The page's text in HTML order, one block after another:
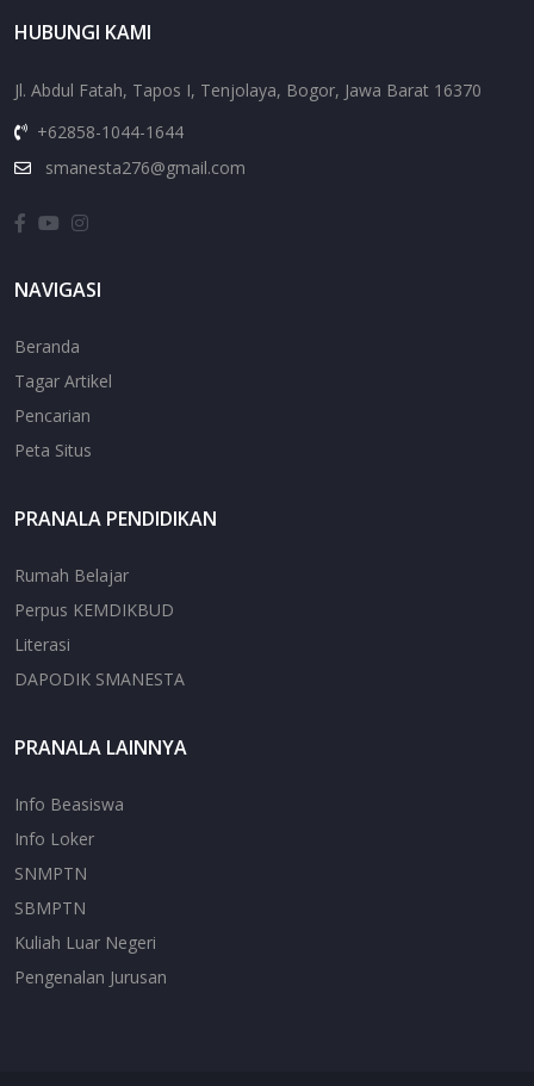
HUBUNGI KAMI
Jl. Abdul Fatah, Tapos I, Tenjolaya, Bogor, Jawa Barat 16370
+62858-1044-1644
smanesta276@gmail.com
NAVIGASI
Beranda
Tagar Artikel
Pencarian
Peta Situs
PRANALA PENDIDIKAN
Rumah Belajar
Perpus KEMDIKBUD
Literasi
DAPODIK SMANESTA
PRANALA LAINNYA
Info Beasiswa
Info Loker
SNMPTN
SBMPTN
Kuliah Luar Negeri
Pengenalan Jurusan